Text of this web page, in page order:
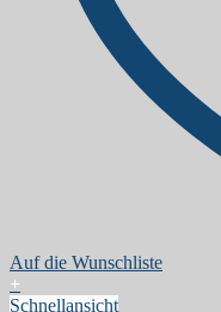
Auf die Wunschliste
+
Schnellansicht